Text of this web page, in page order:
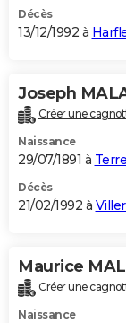
Décès
13/12/1992 à
Joseph
Créer une
Naissance
29/07/1891 à
Décès
21/02/1992 à
Maurice
Créer une
Naissance